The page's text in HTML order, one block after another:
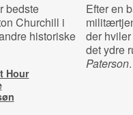
bedste
Churchill i
historiske
Hour
Efter en
der
det ydre
Paterson.